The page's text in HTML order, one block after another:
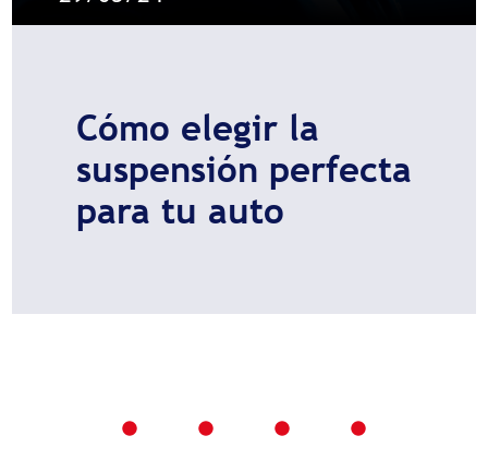
Cómo elegir la
suspensión perfecta
para tu auto